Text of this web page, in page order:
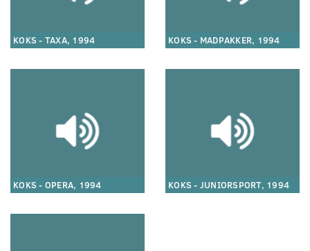
KOKS - TAXA, 1994 KOKS - MADPAKKER, 1994
KOKS - OPERA, 1994 KOKS - JUNIORSPORT, 1994